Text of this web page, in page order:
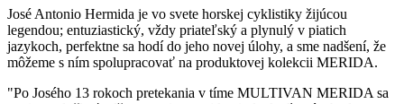
José Antonio Hermida je vo svete horskej cyklistiky žijúcou
legendou; entuziastický, vždy priateľský a plynulý v piatich
jazykoch, perfektne sa hodí do jeho novej úlohy, a sme nadšení, že
môžeme s ním spolupracovať na produktovej kolekcii MERIDA.
"Po Josého 13 rokoch pretekania v tíme MULTIVAN MERIDA sa